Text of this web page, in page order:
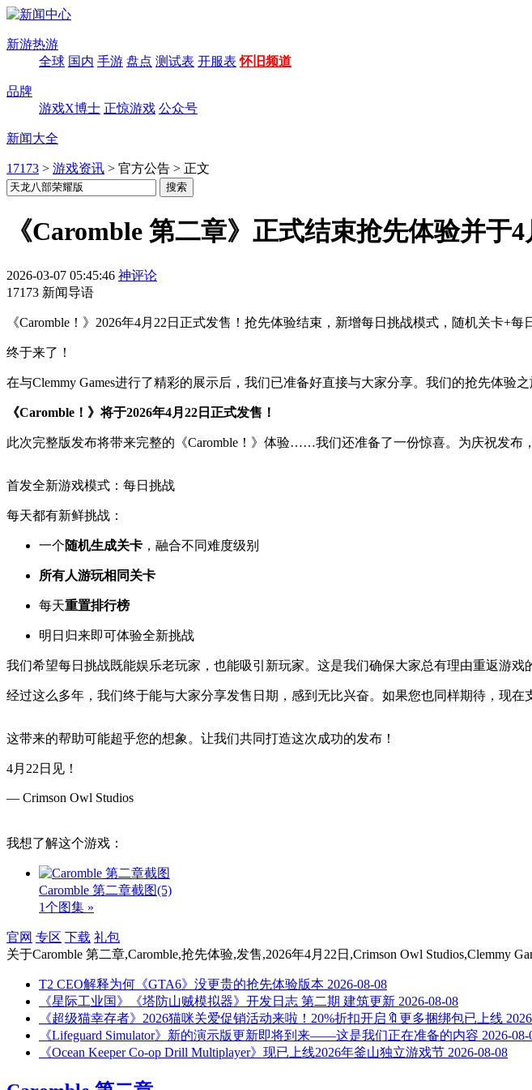
新游热游
全球 国内 手游 盘点 测试表 开服表 怀旧频道
品牌
游戏X博士 正惊游戏 公众号
新闻大全
17173 > 游戏资讯 > 官方公告 > 正文
《Caromble 第二章》正式结束抢先体验并于
2026-03-07 05:45:46 神评论
17173 新闻导语
《Caromble！》2026年4月22日正式发售！抢先体验结束，新增每日挑战模式，随机关卡+每
终于来了！
在与Clemmy Games进行了精彩的展示后，我们已准备好直接与大家分享。我们的抢先体验
《Caromble！》将于2026年4月22日正式发售！
此次完整版发布将带来完整的《Caromble！》体验……我们还准备了一份惊喜。为庆祝发布
首发全新游戏模式：每日挑战
每天都有新鲜挑战：
一个随机生成关卡 ，融合不同难度级别
所有人游玩相同关卡
每天重置排行榜
明日归来即可体验全新挑战
我们希望每日挑战既能娱乐老玩家，也能吸引新玩家。这是我们确保大家总有理由重返游戏
经过这么多年，我们终于能与大家分享发售日期，感到无比兴奋。如果您也同样期待，现在
这带来的帮助可能超乎您的想象。让我们共同打造这次成功的发布！
4月22日见！
— Crimson Owl Studios
我想了解这个游戏：
Caromble 第二章截图(5)
1个图集 »
官网 专区 下载 礼包
关于Caromble 第二章,Caromble,抢先体验,发售,2026年4月22日,Crimson Owl Studios,Clemmy
T2 CEO解释为何《GTA6》没更贵的抢先体验版本 2026-08-08
《星际工业国》《塔防山贼模拟器》开发日志 第二期 建筑更新 2026-08-08
《超级猫幸存者》2026猫咪关爱促销活动来啦！20%折扣开启🔖更多捆绑包已上线
《Lifeguard Simulator》新的演示版更新即将到来——这是我们正在准备的内容 2026-08-
《Ocean Keeper Co-op Drill Multiplayer》现已上线2026年釜山独立游戏节 2026-08-08